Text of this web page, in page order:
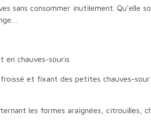
sans consommer inutilement. Qu'elle
en chauves-souris
et fixant des petites chauves-
les formes araignées, citrouilles,